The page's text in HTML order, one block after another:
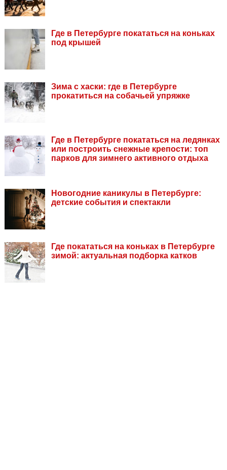
Где в Петербурге покататься на коньках
под крышей
Зима с хаски: где в Петербурге
прокатиться на собачьей упряжке
Где в Петербурге покататься на ледянках
или построить снежные крепости: топ
парков для зимнего активного отдыха
Новогодние каникулы в Петербурге:
детские события и спектакли
Где покататься на коньках в Петербурге
зимой: актуальная подборка катков